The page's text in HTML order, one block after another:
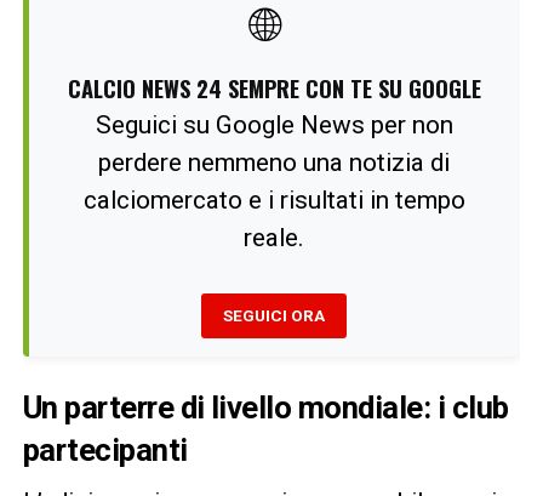
🌐
CALCIO NEWS 24 SEMPRE CON TE SU GOOGLE
Seguici su Google News per non
perdere nemmeno una notizia di
calciomercato e i risultati in tempo
reale.
SEGUICI ORA
Un parterre di livello mondiale: i club
partecipanti